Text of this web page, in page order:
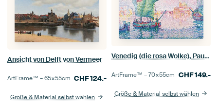
Ansicht von Delft von Vermeer
ArtFrame™ –65×55cm CHF124.-
Größe & Material selbst wählen
Venedig (die rosa Wolke), Paul Signac
ArtFrame™ –70×55cm CHF149.-
Größe & Material selbst wählen